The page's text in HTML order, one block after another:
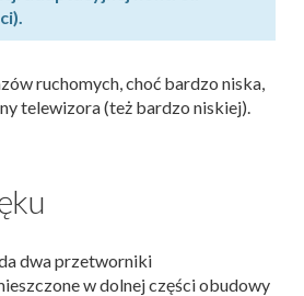
ruchomych, choć bardzo niska,
telewizora (też bardzo niskiej).
dwa przetworniki
w dolnej części obudowy